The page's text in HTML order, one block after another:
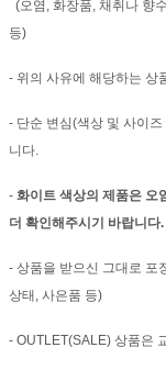
(오염, 화장품, 채취나 향
등)
- 위의 사유에 해당하는 상
- 단순 변심(색상 및 사이
니다.
- 화이트 색상의 제품은 오
더 확인해주시기 바랍니다.
- 상품을 받으신 그대로 포
상태, 사은품 등)
- OUTLET(SALE) 상품은